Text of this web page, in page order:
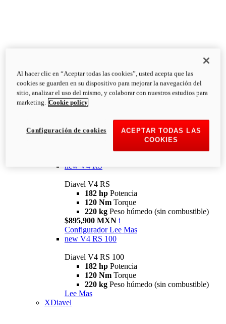
Diavel
V4
Diavel V4
126 NmTorque
223 kg
PESO HÚMEDO SIN
new V4 RS
Diavel V4 RS
182 hp Potencia
120 Nm Torque
220 kg Peso húmedo (sin combustible)
$895,900 MXN i
Configurador Lee Mas
new V4 RS 100
Diavel V4 RS 100
182 hp Potencia
120 Nm Torque
220 kg Peso húmedo (sin combustible)
Lee Mas
XDiavel
Al hacer clic en “Aceptar todas las cookies”, usted acepta que las
cookies se guarden en su dispositivo para mejorar la navegación del
sitio, analizar el uso del mismo, y colaborar con nuestros estudios para
marketing. Cookie policy
ACEPTAR TODAS LAS
COOKIES
Configuración de cookies